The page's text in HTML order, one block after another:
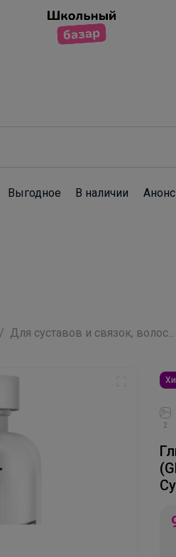
Выгодное В наличии
Для суставов и связок, волос...
2